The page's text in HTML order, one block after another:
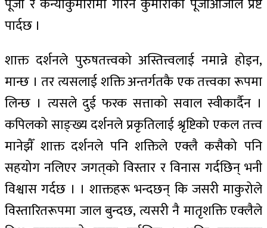
पार्दछ ।
शाक्त दर्शनले पुरुषतत्त्वको अस्तित्त्वलाई नमान्ने होइन,
मान्छ । तर त्यसलाई शक्ति अन्तर्गतकै एक तत्त्वका रूपमा
लिन्छ । त्यसले दुई फरक सत्ताको सवाल स्वीकार्दैन ।
कपिलको साङ्ख्य दर्शनले प्रकृतिलाई श्रृष्टिको एकल तत्त्व
मानेझैँ शाक्त दर्शनले पनि शक्तिले एक्लै कसैको पनि
सहयोग नलिएर जगत्‌को विस्तार र विनास गर्दछिन् भनी
विश्वास गर्दछ । । शाक्तहरू भन्दछन् कि जसरी माकुरोले
विस्तारितरूपमा जाल बुन्दछ, त्यसरी नै मातृशक्ति एक्लैले